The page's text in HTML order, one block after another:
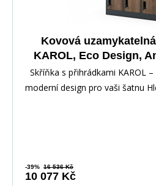
Kovová
KAROL, Eco Design,
Skříňka s přihrádkami KAROL
moderní design pro vaši šatnu
-39% 16 536 Kč
10 077 Kč